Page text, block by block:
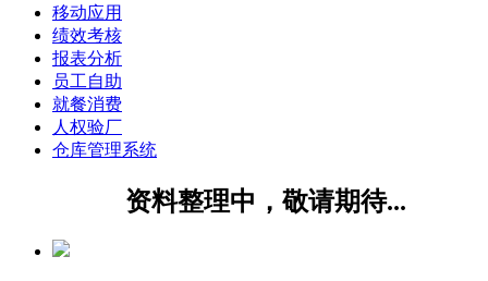
移动应用
绩效考核
报表分析
员工自助
就餐消费
人权验厂
仓库管理系统
资料整理中，敬请期待...